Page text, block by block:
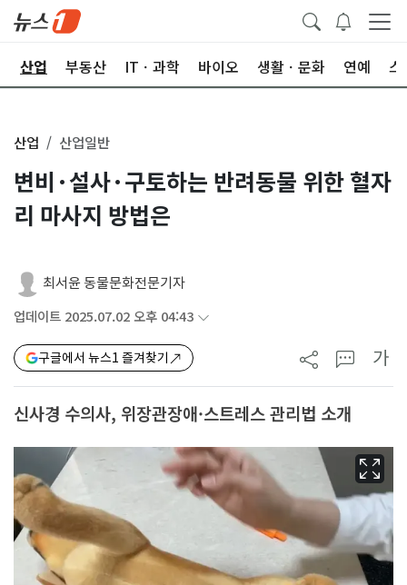
산업 부동산 ITㆍ과학 바이오 생활ㆍ문화 연예 스
산업 산업일반
변비·설사·구토하는 반려동물 위한 혈자
리 마사지 방법은
최서윤 동물문화전문기자
업데이트 2025.07.02 오후 04:43
구글에서 뉴스1 즐겨찾기 가
신사경 수의사, 위장관장애·스트레스 관리법 소개